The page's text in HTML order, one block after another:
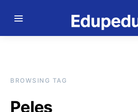
BROWSING TAG
Peles